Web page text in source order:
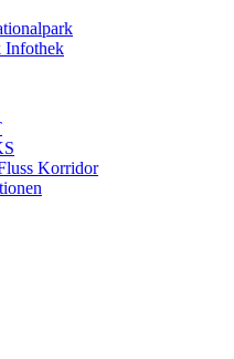
Infothek
Korridor